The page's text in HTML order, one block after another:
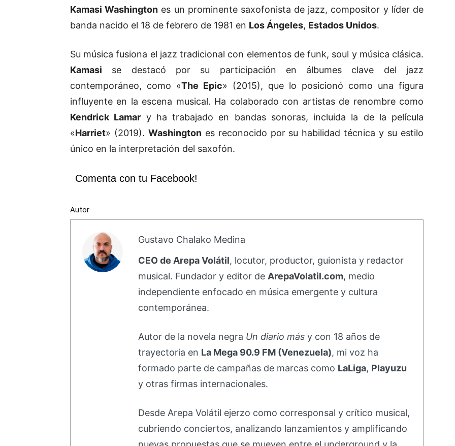
Kamasi Washington es un prominente saxofonista de jazz, compositor y líder de
banda nacido el 18 de febrero de 1981 en Los Ángeles, Estados Unidos.
Su música fusiona el jazz tradicional con elementos de funk, soul y música clásica.
Kamasi se destacó por su participación en álbumes clave del jazz
contemporáneo, como «The Epic» (2015), que lo posicionó como una figura
influyente en la escena musical. Ha colaborado con artistas de renombre como
Kendrick Lamar y ha trabajado en bandas sonoras, incluida la de la película
«Harriet» (2019). Washingtones reconocido por su habilidad técnica y su estilo
único en la interpretación del saxofón.
Comenta con tu Facebook!
Autor
Gustavo Chalako Medina
CEO de Arepa Volátil, locutor, productor, guionista y redactor
musical. Fundador y editor de ArepaVolatil.com, medio
independiente enfocado en música emergente y cultura
contemporánea.
Autor de la novela negra Un diario másy con 18 años de
trayectoria en La Mega 90.9 FM (Venezuela), mi voz ha
formado parte de campañas de marcas como LaLiga, Playuzu
y otras firmas internacionales.
Desde Arepa Volátil ejerzo como corresponsal y crítico musical,
cubriendo conciertos, analizando lanzamientos y amplificando